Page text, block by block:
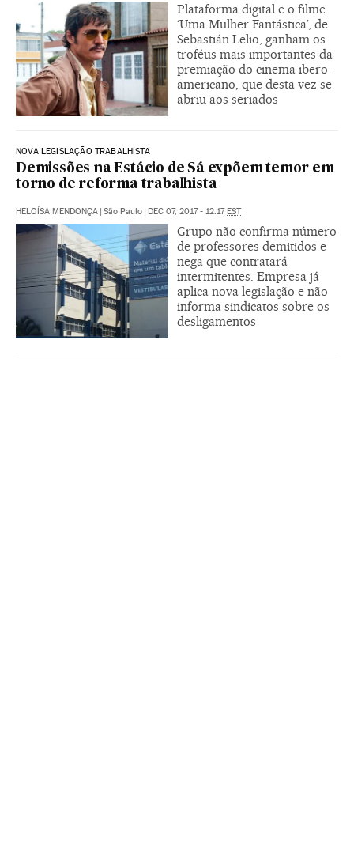
Plataforma digital e o filme
‘Uma Mulher Fantástica’, de
Sebastián Lelio, ganham os
troféus mais importantes da
premiação do cinema ibero-
americano, que desta vez se
abriu aos seriados
NOVA LEGISLAÇÃO TRABALHISTA
Demissões na Estácio de Sá expõem temor em
torno de reforma trabalhista
HELOÍSA MENDONÇA | São Paulo | DEC 07, 2017 - 12:17EST
Grupo não confirma número
de professores demitidos e
nega que contratará
intermitentes. Empresa já
aplica nova legislação e não
informa sindicatos sobre os
desligamentos